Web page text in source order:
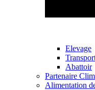
Elevage
Abattoir
Partenaire
Alimentation